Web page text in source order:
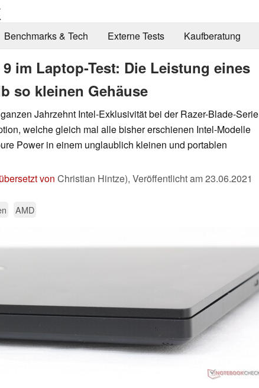
Benchmarks & Tech Externe Tests Kaufberatung
im Laptop-Test: Die Leistung eines
so kleinen Gehäuse
Jahrzehnt Intel-Exklusivität bei der Razer-Blade-Serie
welche gleich mal alle bisher erschienen Intel-Modelle
Power in einem unglaublich kleinen und portablen
übersetzt von Christian Hintze), Veröffentlicht am23.06.2021
AMD